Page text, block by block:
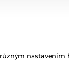
nastavením